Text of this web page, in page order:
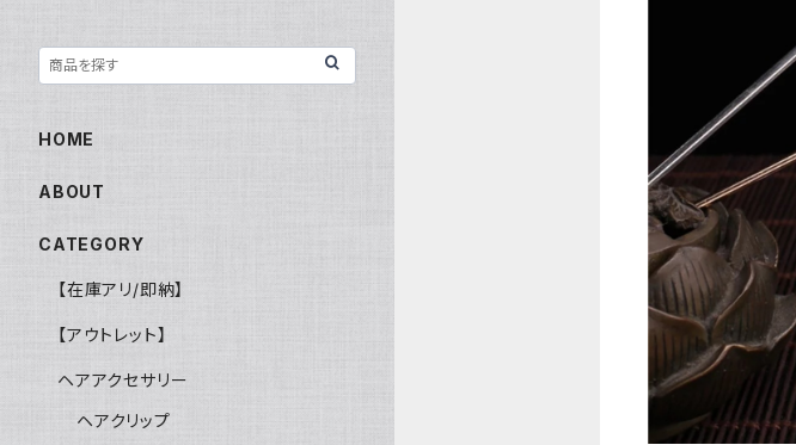
HOME
ABOUT
CATEGORY
【在庫アリ/即納】
【アウトレット】
ヘアアクセサリー
ヘアクリップ